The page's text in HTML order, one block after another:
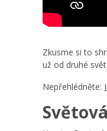
Zkusme si to
už od druhé
Nepřehlédněte: